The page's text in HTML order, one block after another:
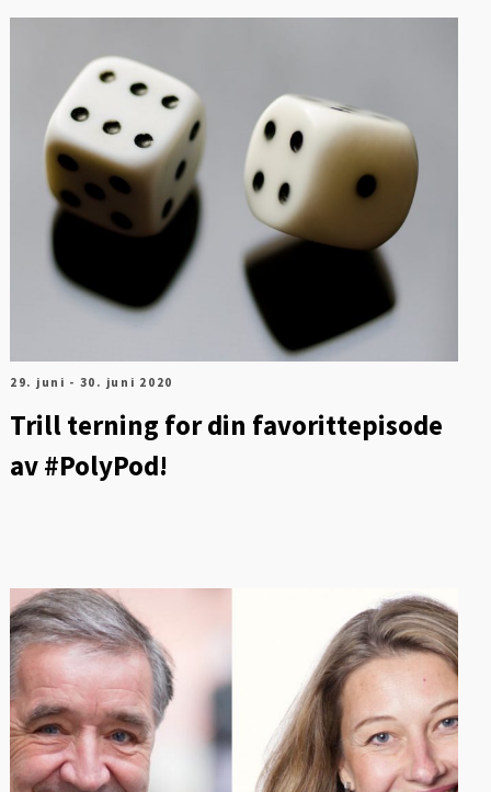
29. juni - 30. juni 2020
Trill terning for din favorittepisode
av #PolyPod!